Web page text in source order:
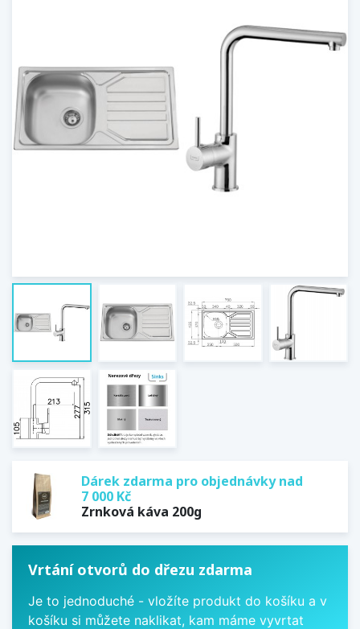
Dárek zdarma pro objednávky nad
7 000 Kč
Zrnková káva 200g
Vrtání otvorů do dřezu zdarma
Je to jednoduché - vložíte produkt do košíku a v
košíku si můžete naklikat, kam máme vyvrtat